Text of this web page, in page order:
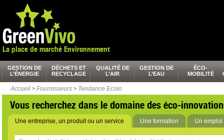
La place de marché Environnement
GESTION DE
L’ÉNERGIE
DÉCHETS ET
RECYCLAGE
QUALITÉ DE
L’AIR
GESTION DE
L’EAU
ÉCO-
MOBILITÉ
Accueil > Fournisseurs > Tendance Ecolo
Vous recherchez dans le domaine des éco-
Une entreprise, un produit ou un service Une formation Un emploi